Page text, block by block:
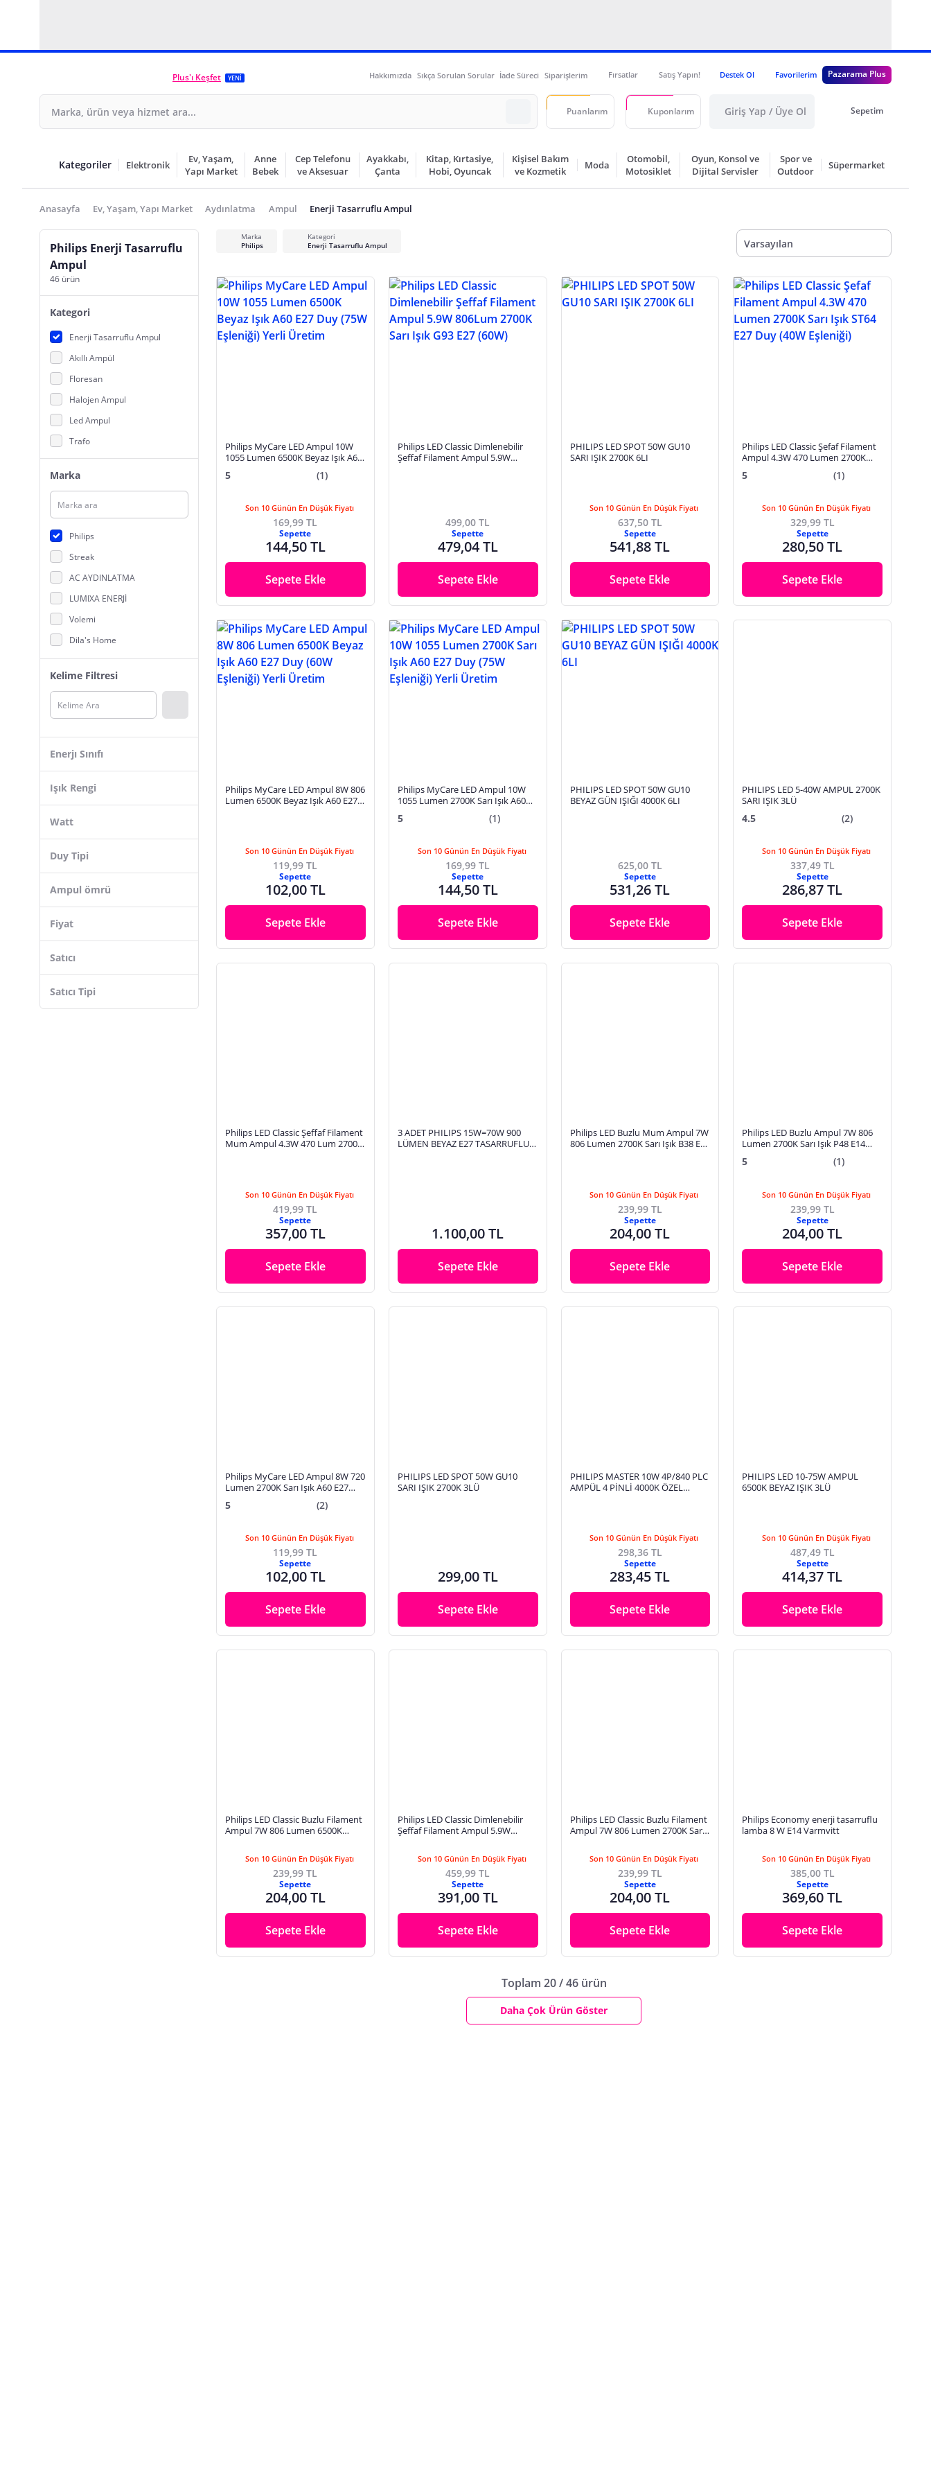
Plus'ı Keşfet YENİ Hakkımızda Sıkça Sorulan Sorular İade Süreci Siparişlerim Fırsatlar Satış Yapın! Destek Ol Favorilerim Pazarama Plus
Puanlarım Kuponlarım Giriş Yap / Üye Ol Sepetim
Kategoriler Elektronik
Ev, Yaşam,
Yapı Market
Anne
Bebek
Cep Telefonu
ve Aksesuar
Ayakkabı,
Çanta
Kitap, Kırtasiye,
Hobi, Oyuncak
Kişisel Bakım
ve Kozmetik
Moda
Otomobil,
Motosiklet
Oyun, Konsol ve
Dijital Servisler
Spor ve
Outdoor
Süpermarket
Anasayfa Ev, Yaşam, Yapı Market Aydınlatma Ampul Enerji Tasarruflu Ampul
Philips Enerji Tasarruflu
Ampul
46 ürün
Kategori
Enerji Tasarruflu Ampul
Akıllı Ampül
Floresan
Halojen Ampul
Led Ampul
Trafo
Marka
Philips
Streak
AC AYDINLATMA
LUMIXA ENERJİ
Volemi
Dila's Home
NZMTİCARET
Osram
M3 Decorium
General Electric&Tungsram
K2 LED
Najmaddin.com
Aydogan's
General
Powermaster
Kelime Filtresi
Enerjı Sınıfı
Işık Rengi
Watt
Duy Tipi
Ampul ömrü
Fiyat
Satıcı
Satıcı Tipi
Marka
Philips
Kategori
Enerji Tasarruflu Ampul
Varsayılan
Philips MyCare LED Ampul 10W
1055 Lumen 6500K Beyaz Işık A60
Üretim
5 (1)
Son 10 Günün En Düşük Fiyatı
169,99 TL
Sepette
144,50 TL
Sepete Ekle
Philips LED Classic Dimlenebilir
Şeffaf Filament Ampul 5.9W
499,00 TL
Sepette
479,04 TL
Sepete Ekle
PHILIPS LED SPOT 50W GU10
SARI IŞIK 2700K 6LI
Son 10 Günün En Düşük Fiyatı
637,50 TL
Sepette
541,88 TL
Sepete Ekle
Philips LED Classic Şefaf Filament
Ampul 4.3W 470 Lumen 2700K
Eşleniği)
5 (1)
Son 10 Günün En Düşük Fiyatı
329,99 TL
Sepette
280,50 TL
Sepete Ekle
Philips MyCare LED Ampul 8W 806
Lumen 6500K Beyaz Işık A60 E27
Son 10 Günün En Düşük Fiyatı
119,99 TL
Sepette
102,00 TL
Sepete Ekle
Philips MyCare LED Ampul 10W
1055 Lumen 2700K Sarı Işık A60
Üretim
5 (1)
Son 10 Günün En Düşük Fiyatı
169,99 TL
Sepette
144,50 TL
Sepete Ekle
PHILIPS LED SPOT 50W GU10
BEYAZ GÜN IŞIĞI 4000K 6LI
625,00 TL
Sepette
531,26 TL
Sepete Ekle
PHILIPS LED 5-40W AMPUL 2700K
SARI IŞIK 3LÜ
4.5 (2)
Son 10 Günün En Düşük Fiyatı
337,49 TL
Sepette
286,87 TL
Sepete Ekle
Philips LED Classic Şeffaf Filament
Mum Ampul 4.3W 470 Lum 2700K
Son 10 Günün En Düşük Fiyatı
419,99 TL
Sepette
357,00 TL
Sepete Ekle
3 ADET PHILIPS 15W=70W 900
LÜMEN BEYAZ E27 TASARRUFLU
1.100,00 TL
Sepete Ekle
Philips LED Buzlu Mum Ampul 7W
806 Lumen 2700K Sarı Işık B38 E14
Son 10 Günün En Düşük Fiyatı
239,99 TL
Sepette
204,00 TL
Sepete Ekle
Philips LED Buzlu Ampul 7W 806
Lumen 2700K Sarı Işık P48 E14
5 (1)
Son 10 Günün En Düşük Fiyatı
239,99 TL
Sepette
204,00 TL
Sepete Ekle
Philips MyCare LED Ampul 8W 720
Lumen 2700K Sarı Işık A60 E27
5 (2)
Son 10 Günün En Düşük Fiyatı
119,99 TL
Sepette
102,00 TL
Sepete Ekle
PHILIPS LED SPOT 50W GU10
SARI IŞIK 2700K 3LÜ
299,00 TL
Sepete Ekle
PHILIPS MASTER 10W 4P/840 PLC
AMPÜL 4 PİNLİ 4000K ÖZEL
Son 10 Günün En Düşük Fiyatı
298,36 TL
Sepette
283,45 TL
Sepete Ekle
PHILIPS LED 10-75W AMPUL
6500K BEYAZ IŞIK 3LÜ
Son 10 Günün En Düşük Fiyatı
487,49 TL
Sepette
414,37 TL
Sepete Ekle
Philips LED Classic Buzlu Filament
Ampul 7W 806 Lumen 6500K
Son 10 Günün En Düşük Fiyatı
239,99 TL
Sepette
204,00 TL
Sepete Ekle
Philips LED Classic Dimlenebilir
Şeffaf Filament Ampul 5.9W
Son 10 Günün En Düşük Fiyatı
459,99 TL
Sepette
391,00 TL
Sepete Ekle
Philips LED Classic Buzlu Filament
Ampul 7W 806 Lumen 2700K Sarı
Son 10 Günün En Düşük Fiyatı
239,99 TL
Sepette
204,00 TL
Sepete Ekle
Philips Economy enerji tasarruflu
lamba 8 W E14 Varmvitt
Son 10 Günün En Düşük Fiyatı
385,00 TL
Sepette
369,60 TL
Sepete Ekle
Toplam 20 / 46 ürün
Daha Çok Ürün Göster